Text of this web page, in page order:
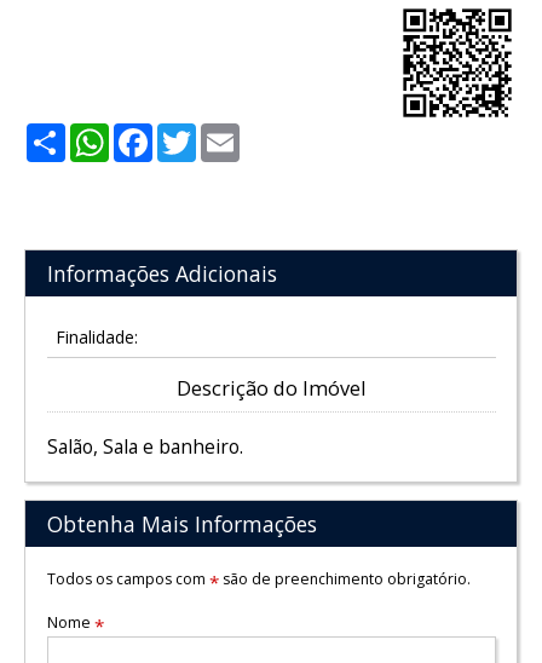
ShareWhatsApp
Facebook
Twitter
Informações Adicionais
Finalidade:
Descrição do Imóvel
Salão, Sala e banheiro.
Obtenha Mais Informações
Todos os campos com *são de preenchimento obrigatório.
Nome *